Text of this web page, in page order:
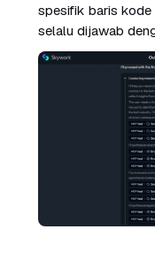
spesifik baris kode
selalu dijawab